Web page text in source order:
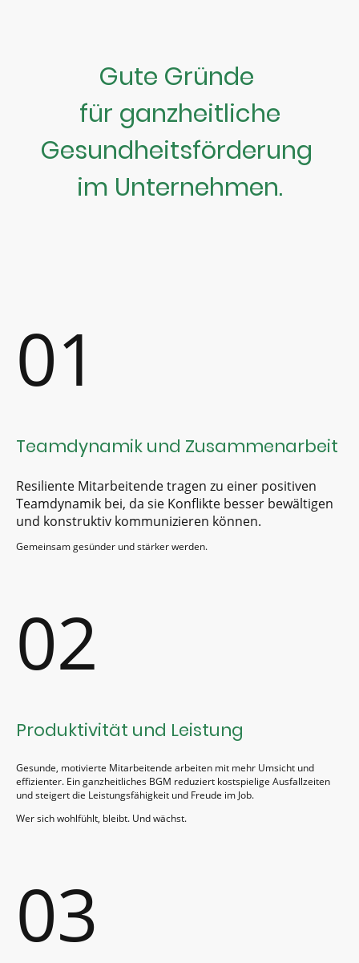
Gute Gründe
für ganzheitliche
Gesundheitsförderung
im Unternehmen.
01
Teamdynamik und Zusammenarbeit
Resiliente Mitarbeitende tragen zu einer positiven
Teamdynamik bei, da sie Konflikte besser bewältigen
und konstruktiv kommunizieren können.
Gemeinsam gesünder und stärker werden.
02
Produktivität und Leistung
Gesunde, motivierte Mitarbeitende arbeiten mit mehr Umsicht und
effizienter. Ein ganzheitliches BGM reduziert kostspielige Ausfallzeiten
und steigert die Leistungsfähigkeit und Freude im Job.
Wer sich wohlfühlt, bleibt. Und wächst.
03